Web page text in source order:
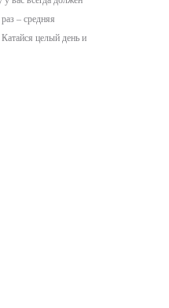
– средняя
целый день и